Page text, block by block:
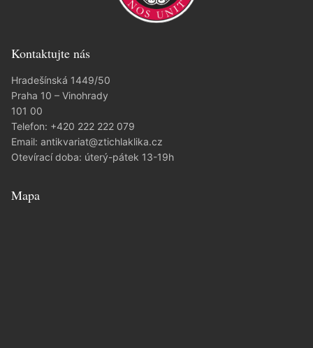
Kontaktujte nás
Hradešínská 1449/50
Praha 10 – Vinohrady
101 00
Telefon: +420 222 222 079
Email: antikvariat@ztichlaklika.cz
Otevírací doba: úterý-pátek 13-19h
Mapa